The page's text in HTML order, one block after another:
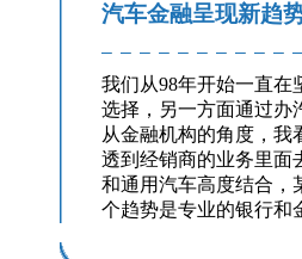
汽车金融呈现新趋
我们从98年开始一直在
选择，另一方面通过办
从金融机构的角度，我
透到经销商的业务里面
和通用汽车高度结合，
个趋势是专业的银行